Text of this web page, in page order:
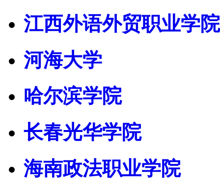
江西外语外贸职业学院
河海大学
哈尔滨学院
长春光华学院
海南政法职业学院